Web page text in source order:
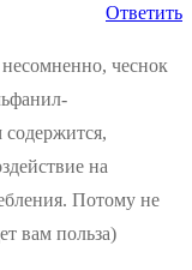
Ответить
чеснок
на
Потому не
вам польза)